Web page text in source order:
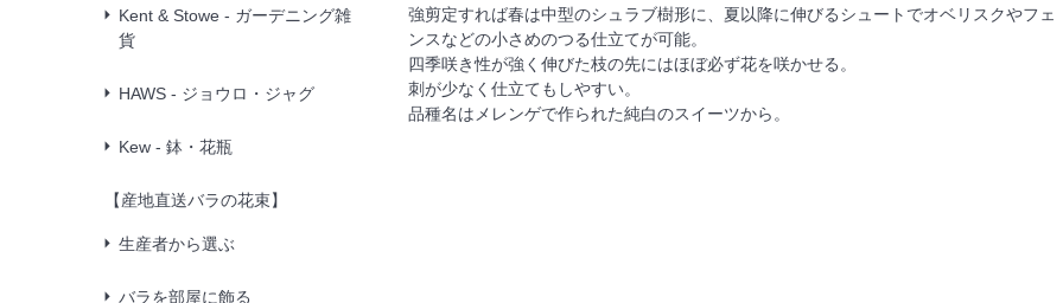
Kent & Stowe - ガーデニング雑
貨
HAWS - ジョウロ・ジャグ
Kew - 鉢・花瓶
【産地直送バラの花束】
生産者から選ぶ
バラを部屋に飾る
強剪定すれば春は中型のシュラブ樹形に、夏以降に伸びるシュートでオベリスクやフェ
ンスなどの小さめのつる仕立てが可能。
四季咲き性が強く伸びた枝の先にはほぼ必ず花を咲かせる。
刺が少なく仕立てもしやすい。
品種名はメレンゲで作られた純白のスイーツから。